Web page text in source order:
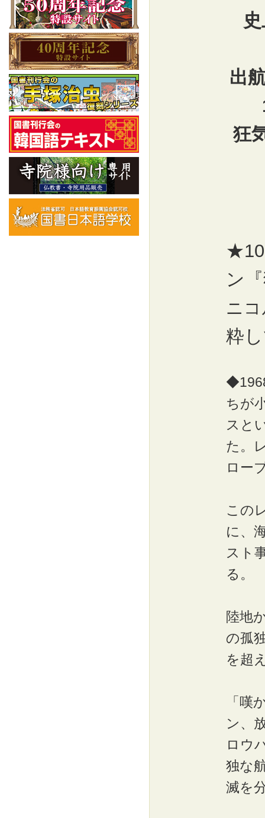
出
狂
★10
ン
ニ
粋
ちが
スと
た。
ロー
この
に、
スト
る。
陸地
の孤
を超
「嘆
ン、
ロウ
独な
滅を